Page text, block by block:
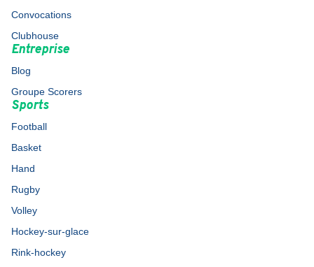
Convocations
Clubhouse
Entreprise
Blog
Groupe Scorers
Sports
Football
Basket
Hand
Rugby
Volley
Hockey-sur-glace
Rink-hockey